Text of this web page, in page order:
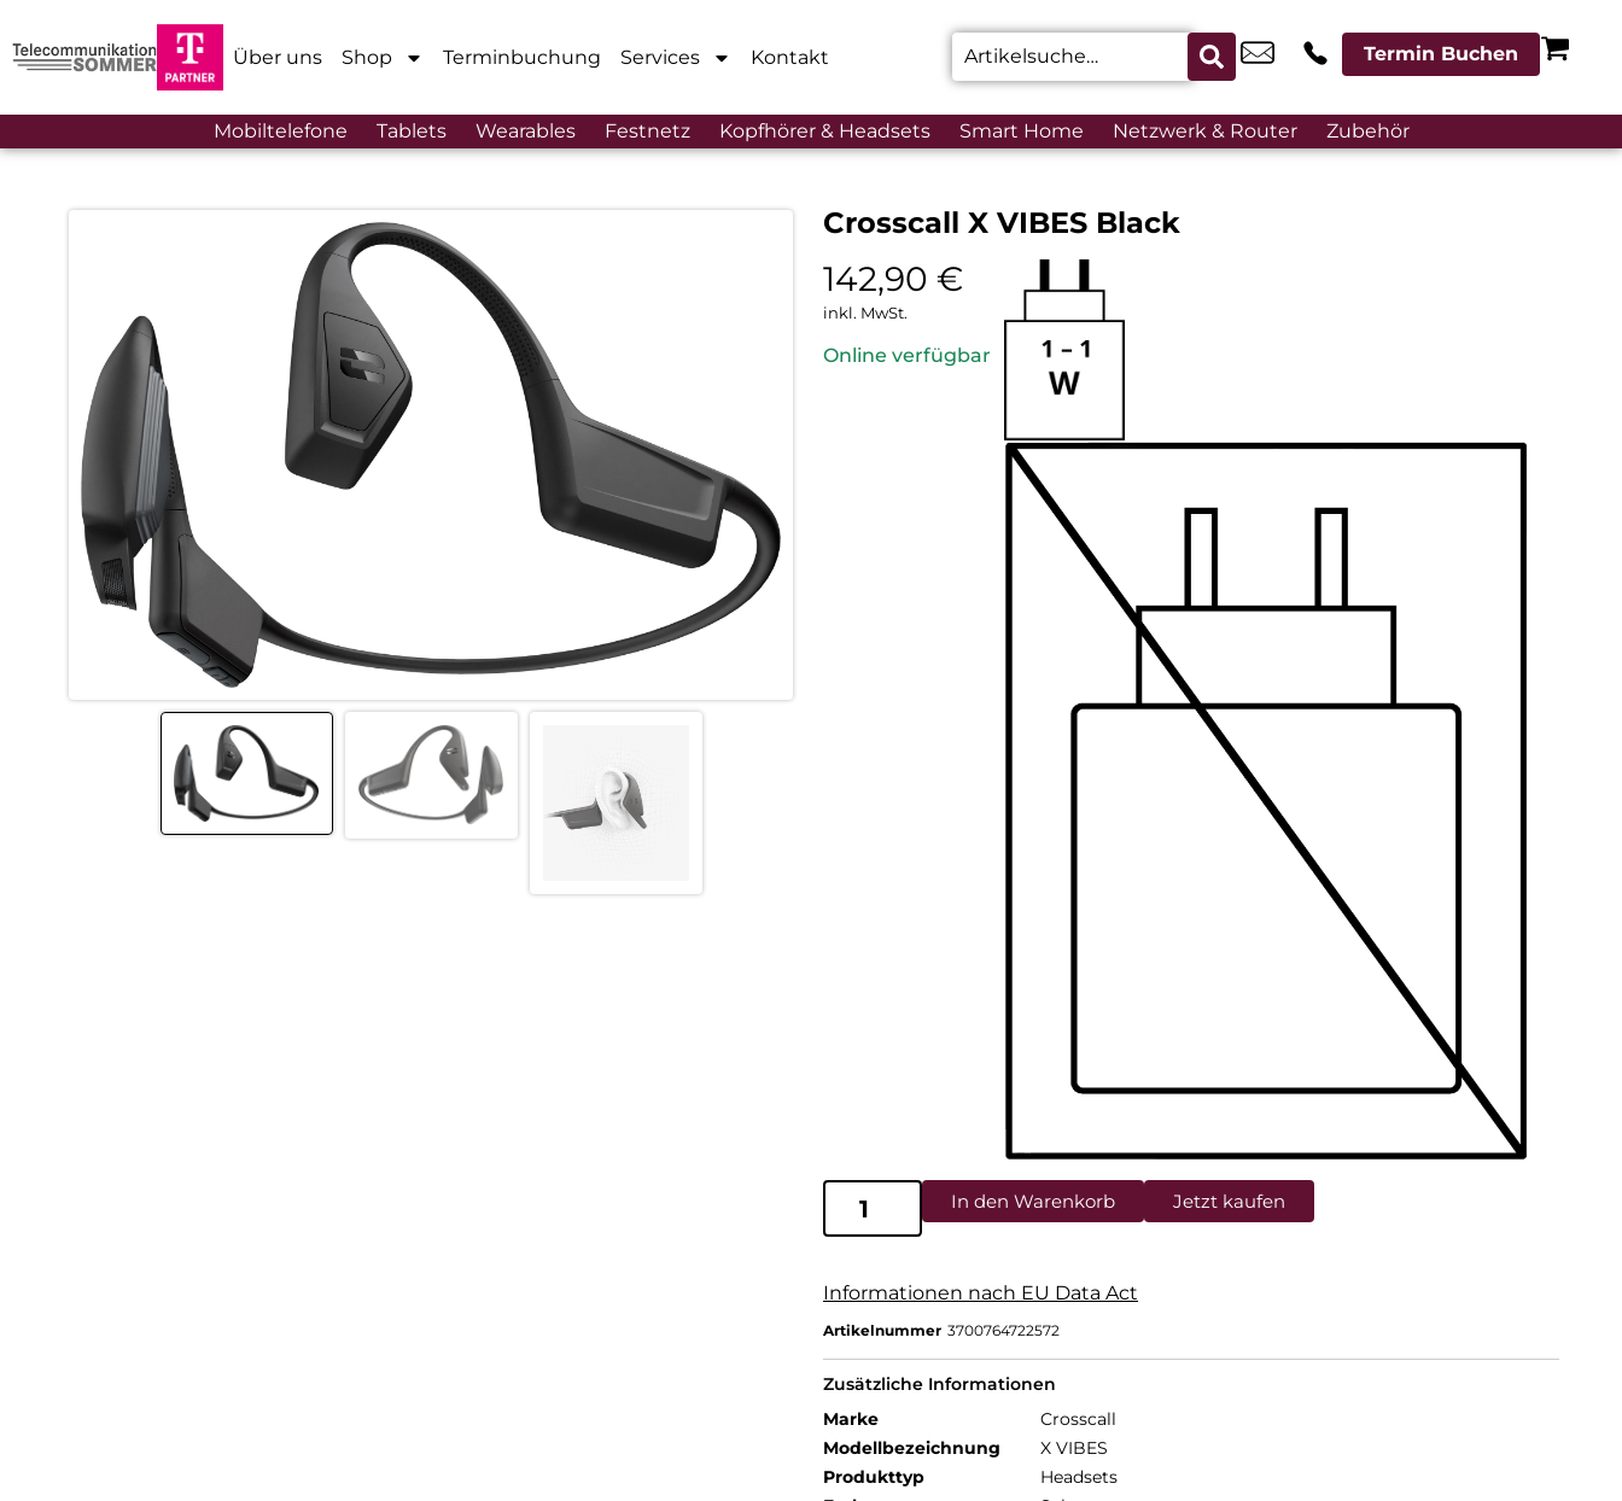
Über uns Shop Terminbuchung Services Kontakt Termin Buchen
Mobiltelefone Tablets Wearables Festnetz Kopfhörer & Headsets Smart Home Netzwerk & Router Zubehör
Crosscall X VIBES Black
142,90 €
inkl. MwSt.
Online verfügbar
In den Warenkorb Jetzt kaufen
Informationen nach EU Data Act
Artikelnummer 3700764722572
Zusätzliche Informationen
Marke
Crosscall
Modellbezeichnung
X VIBES
Produkttyp
Headsets